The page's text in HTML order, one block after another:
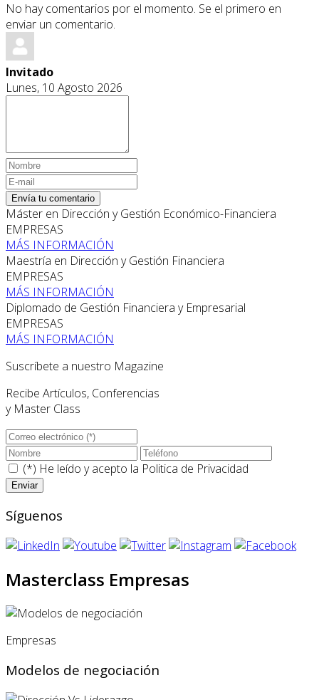
No hay comentarios por el momento. Se el primero en
enviar un comentario.
Invitado
Lunes, 10 Agosto 2026
Envía tu comentario
Máster en Dirección y Gestión Económico-Financiera
EMPRESAS
MÁS INFORMACIÓN
Maestría en Dirección y Gestión Financiera
EMPRESAS
MÁS INFORMACIÓN
Diplomado de Gestión Financiera y Empresarial
EMPRESAS
MÁS INFORMACIÓN
Suscríbete a nuestro Magazine
Recibe Artículos, Conferencias
y Master Class
(*) He leído y acepto la Politica de Privacidad
Síguenos
Masterclass Empresas
Empresas
Modelos de negociación